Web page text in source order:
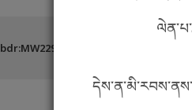
bdr:MW22933_BFE27B